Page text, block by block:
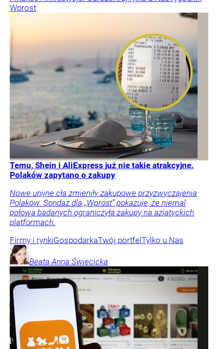
Wprost
Temu, Shein i AliExpress już nie takie atrakcyjne.
Polaków zapytano o zakupy
Nowe unijne cła zmieniły zakupowe przyzwyczajenia
Polaków. Sondaż dla „Wprost” pokazuje, że niemal
połowa badanych ograniczyła zakupy na azjatyckich
platformach.
Firmy i rynkiGospodarkaTwój portfel Tylko u Nas
Beata Anna Święcicka